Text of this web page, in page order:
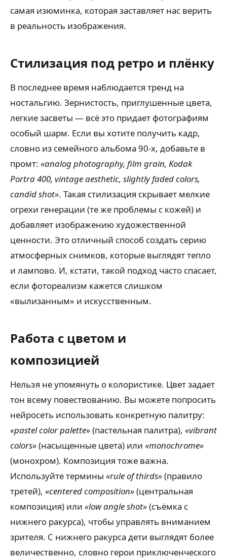
самая изюминка, которая заставляет нас верить
в реальность изображения.
Стилизация под ретро и плёнку
В последнее время наблюдается тренд на
ностальгию. Зернистость, приглушенные цвета,
легкие засветы — всё это придает фотографиям
особый шарм. Если вы хотите получить кадр,
словно из семейного альбома 90-х, добавьте в
промт: «analog photography, film grain, Kodak
Portra 400, vintage aesthetic, slightly faded colors,
candid shot». Такая стилизация скрывает мелкие
огрехи генерации (те же проблемы с кожей) и
добавляет изображению художественной
ценности. Это отличный способ создать серию
атмосферных снимков, которые выглядят тепло
и лампово. И, кстати, такой подход часто спасает,
если фотореализм кажется слишком
«вылизанным» и искусственным.
Работа с цветом и
композицией
Нельзя не упомянуть о колористике. Цвет задает
тон всему повествованию. Вы можете попросить
нейросеть использовать конкретную палитру:
«pastel color palette»(пастельная палитра), «vibrant
colors»(насыщенные цвета) или «monochrome»
(монохром). Композиция тоже важна.
Используйте термины «rule of thirds»(правило
третей), «centered composition»(центральная
композиция) или «low angle shot»(съёмка с
нижнего ракурса), чтобы управлять вниманием
зрителя. С нижнего ракурса дети выглядят более
величественно, словно герои приключенческого